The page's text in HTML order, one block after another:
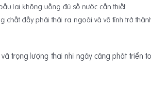
lại không uống đủ số nước cần thiết.
đấy phải thải ra ngoài và vô tình trở
trọng lượng thai nhi ngày càng phát triển